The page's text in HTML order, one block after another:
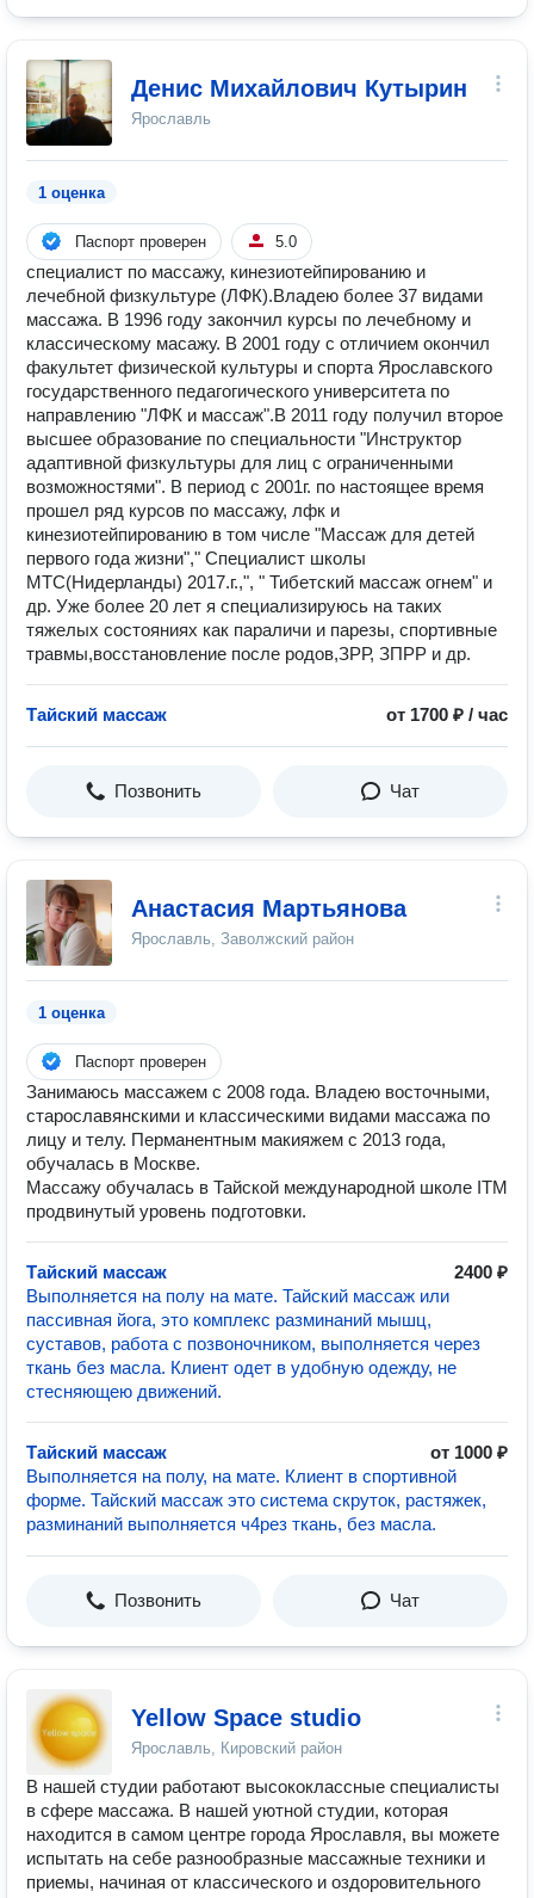
Денис Михайлович Кутырин
Ярославль
1 оценка
Паспорт проверен 5.0
специалист по массажу, кинезиотейпированию и
лечебной физкультуре (ЛФК).Владею более 37 видами
массажа. В 1996 году закончил курсы по лечебному и
классическому масажу. В 2001 году с отличием окончил
факультет физической культуры и спорта Ярославского
государственного педагогического университета по
направлению "ЛФК и массаж".В 2011 году получил второе
высшее образование по специальности "Инструктор
адаптивной физкультуры для лиц с ограниченными
возможностями". В период с 2001г. по настоящее время
прошел ряд курсов по массажу, лфк и
кинезиотейпированию в том числе "Массаж для детей
первого года жизни"," Специалист школы
MTC(Нидерланды) 2017.г.,", " Тибетский массаж огнем" и
др. Уже более 20 лет я специализируюсь на таких
тяжелых состояниях как параличи и парезы, спортивные
травмы,восстановление после родов,ЗРР, ЗПРР и др.
Тайский массаж от 1700 ₽ / час
Позвонить Чат
Анастасия Мартьянова
Ярославль, Заволжский район
1 оценка
Паспорт проверен
Занимаюсь массажем с 2008 года. Владею восточными,
старославянскими и классическими видами массажа по
лицу и телу. Перманентным макияжем с 2013 года,
обучалась в Москве.
Массажу обучалась в Тайской международной школе ITM
продвинутый уровень подготовки.
Тайский массаж
2400 ₽
Выполняется на полу на мате. Тайский массаж или
пассивная йога, это комплекс разминаний мышц,
суставов, работа с позвоночником, выполняется через
ткань без масла. Клиент одет в удобную одежду, не
стесняющею движений.
Тайский массаж
от 1000 ₽
Выполняется на полу, на мате. Клиент в спортивной
форме. Тайский массаж это система скруток, растяжек,
разминаний выполняется ч4рез ткань, без масла.
Позвонить Чат
Yellow Space studio
Ярославль, Кировский район
В нашей студии работают высококлассные специалисты
в сфере массажа. В нашей уютной студии, которая
находится в самом центре города Ярославля, вы можете
испытать на себе разнообразные массажные техники и
приемы, начиная от классического и оздоровительного